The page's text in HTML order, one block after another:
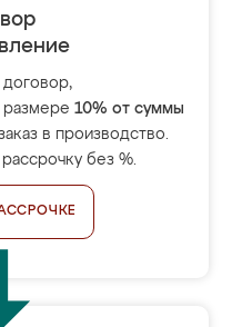
размере 10% от суммы
в производство.
без %.